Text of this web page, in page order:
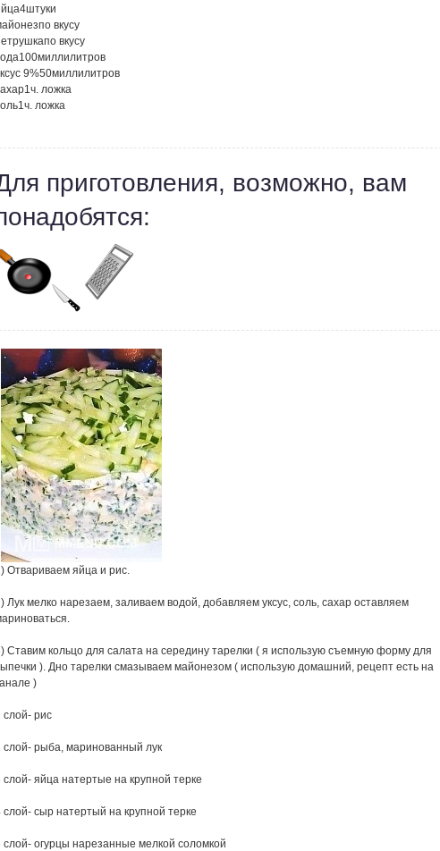
4штуки
по вкусу
по вкусу
100миллилитров
9%50миллилитров
1ч. ложка
1ч. ложка
приготовления, возможно, вам
Отвариваем яйца и рис.
Лук мелко нарезаем, заливаем водой, добавляем уксус, соль, сахар оставляем
Ставим кольцо для салата на середину тарелки ( я использую съемную форму для
). Дно тарелки смазываем майонезом ( использую домашний, рецепт есть на
)
слой- рис
слой- рыба, маринованный лук
слой- яйца натертые на крупной терке
слой- сыр натертый на крупной терке
слой- огурцы нарезанные мелкой соломкой